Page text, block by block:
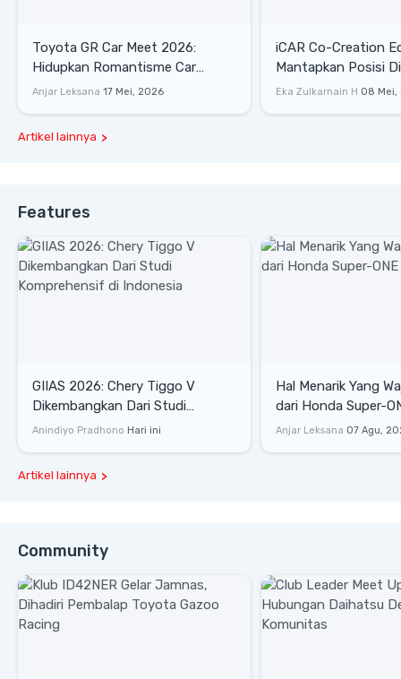
Toyota GR Car Meet 2026:
Hidupkan Romantisme Car
Culture Era 90-an
Anjar Leksana 17 Mei, 2026
iCAR Co-Creation
Mantapkan Posisi
Gaya Hidup
Eka Zulkarnain H 08 Mei,
Artikel lainnya
Features
GIIAS 2026: Chery Tiggo V
Dikembangkan Dari Studi
Komprehensif di Indonesia
Anindiyo Pradhono Hari ini
Hal Menarik Yang
dari Honda Super-ONE
Harga
Anjar Leksana 07 Agu,
Artikel lainnya
Community